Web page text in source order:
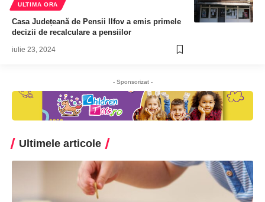
ULTIMA ORA
Casa Județeană de Pensii Ilfov a emis primele
decizii de recalculare a pensiilor
iulie 23, 2024
- Sponsorizat -
Ultimele articole